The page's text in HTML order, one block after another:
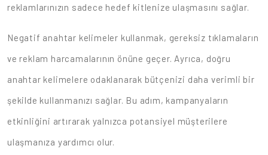
reklamlarınızın sadece hedef kitlenize ulaşmasını sağlar.
Negatif anahtar kelimeler kullanmak, gereksiz tıklamaların
ve reklam harcamalarının önüne geçer. Ayrıca, doğru
anahtar kelimelere odaklanarak bütçenizi daha verimli bir
şekilde kullanmanızı sağlar. Bu adım, kampanyaların
etkinliğini artırarak yalnızca potansiyel müşterilere
ulaşmanıza yardımcı olur.